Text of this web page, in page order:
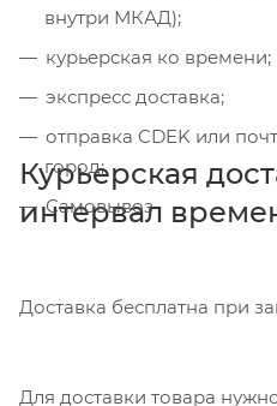
внутри МКАД);
курьерская ко времени;
экспресс доставка;
отправка CDEK или
город;
Самовывоз
Курьерская
интервал
Доставка бесплатна при
Для доставки товара